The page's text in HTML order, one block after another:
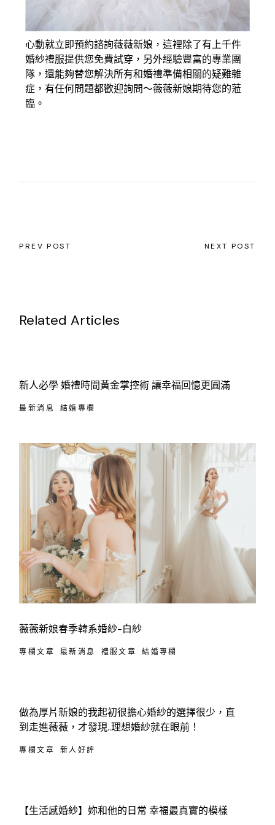
心動就立即預約諮詢薇薇新娘，這裡除了有上千件
婚紗禮服提供您免費試穿，另外經驗豐富的專業團
隊，還能夠替您解決所有和婚禮準備相關的疑難雜
症，有任何問題都歡迎詢問～薇薇新娘期待您的蒞
臨。
PREV POST NEXT POST
Related Articles
新人必學 婚禮時間黃金掌控術 讓幸福回憶更圓滿
最新消息 結婚專欄
薇薇新娘春季韓系婚紗-白紗
專欄文章 最新消息 禮服文章 結婚專欄
做為厚片新娘的我起初很擔心婚紗的選擇很少，直
到走進薇薇，才發現..理想婚紗就在眼前！
專欄文章 新人好評
【生活感婚紗】妳和他的日常 幸福最真實的模樣